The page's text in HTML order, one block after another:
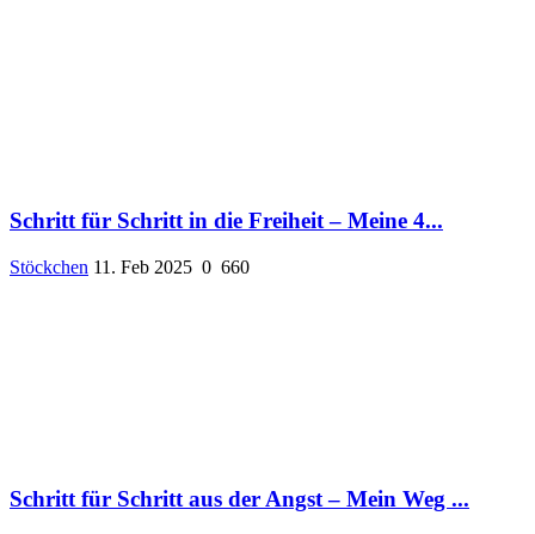
Schritt für Schritt in die Freiheit – Meine 4...
Stöckchen 11. Feb 2025 0 660
Schritt für Schritt aus der Angst – Mein Weg ...